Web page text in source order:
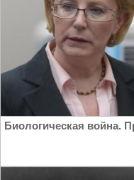
Биологическая война.